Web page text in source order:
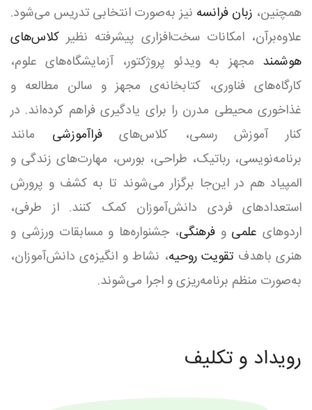
همچنین، زبان فرانسه نیز به‌صورت انتخابی تدریس می‌شود.
علاوه‌برآن، امکانات سخت‌افزاری پیشرفته نظیر کلاس‌های
هوشمند مجهز به ویدئو پروژکتور، آزمایشگاه‌های علوم،
کارگاه‌های فناوری، کتابخانه‌ی مجهز و سالن مطالعه و
غذاخوری محیطی مدرن را برای یادگیری فراهم کرده‌اند. در
کنار آموزش رسمی، کلاس‌هایفراآموزشی مانند
برنامه‌نویسی، رباتیک، طراحی، بورس، مهارت‌های زندگی و
المپیاد هم در این‌جا برگزار می‌شوند تا به کشف و پرورش
استعدادهای فردی دانش‌آموزان کمک کنند. از طرفی،
اردوهای علمی وفرهنگی، جشنواره‌ها و مسابقات ورزشی و
هنری باهدف تقویت روحیه، نشاط و انگیزه‌ی دانش‌آموزان،
به‌صورت منظم برنامه‌ریزی و اجرا می‌شوند.
رویداد و تکلیف